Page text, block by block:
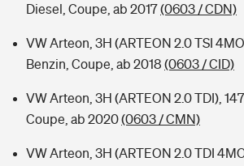
Diesel, Coupe, ab 2017(0603 / CDN)
VW Arteon, 3H (ARTEON 2.0 TSI
Benzin, Coupe, ab 2018 (0603 / CID)
VW Arteon, 3H (ARTEON 2.0 TDI),
Coupe, ab 2020(0603 / CMN)
VW Arteon, 3H (ARTEON 2.0 TDI